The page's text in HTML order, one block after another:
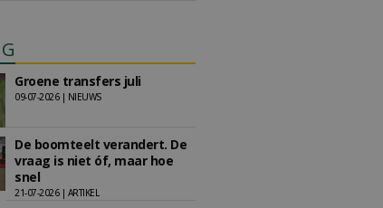
Groene transfers juli
09-07-2026 | NIEUWS
De boomteelt verandert. De
vraag is niet óf, maar hoe
snel
21-07-2026 | ARTIKEL